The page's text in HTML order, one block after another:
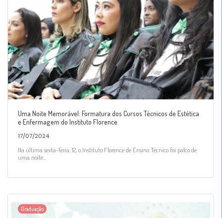
Uma Noite Memorável: Formatura dos Cursos Técnicos de Estética
e Enfermagem do Instituto Florence
17/07/2024
Na última sexta-feira, 12, o Instituto Florence de Ensino Técnico foi palco de
uma noite...
Graduação